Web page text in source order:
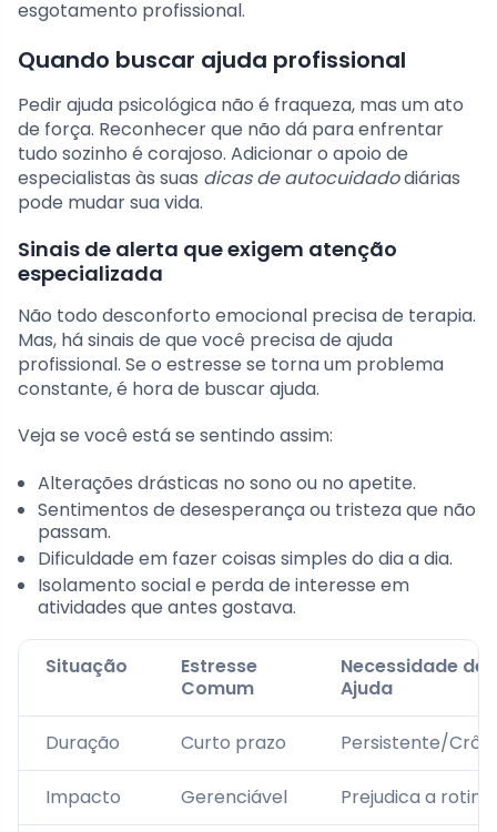
esgotamento profissional.
Quando buscar ajuda profissional
Pedir ajuda psicológica não é fraqueza, mas um ato
de força. Reconhecer que não dá para enfrentar
tudo sozinho é corajoso. Adicionar o apoio de
especialistas às suas dicas de autocuidadodiárias
pode mudar sua vida.
Sinais de alerta que exigem atenção
especializada
Não todo desconforto emocional precisa de terapia.
Mas, há sinais de que você precisa de ajuda
profissional. Se o estresse se torna um problema
constante, é hora de buscar ajuda.
Veja se você está se sentindo assim:
Alterações drásticas no sono ou no apetite.
Sentimentos de desesperança ou tristeza que não
passam.
Dificuldade em fazer coisas simples do dia a dia.
Isolamento social e perda de interesse em
atividades que antes gostava.
Situação
Estresse
Comum
Necessidade de
Ajuda
Duração Curto prazo Persistente/
Impacto Gerenciável Prejudica a rotina